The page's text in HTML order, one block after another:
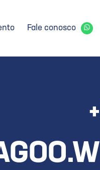
Fale conosco